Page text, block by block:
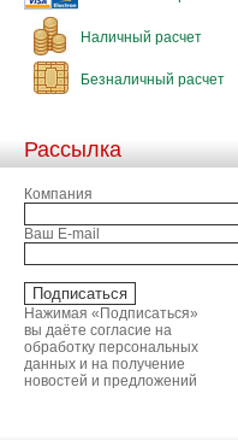
Наличный расчет
Безналичный расчет
Рассылка
Компания
Ваш E-mail
Нажимая «Подписаться»
вы даёте согласие на
обработку персональных
данных и на получение
новостей и предложений